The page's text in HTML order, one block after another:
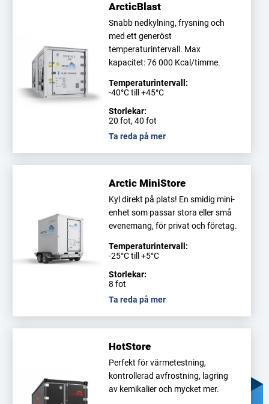
ArcticBlast
Snabb nedkylning, frysning och
med ett generöst
temperaturintervall. Max
kapacitet: 76 000 Kcal/timme.
Temperaturintervall:
-40°C till +45°C
Storlekar:
20 fot, 40 fot
Ta reda på mer
Arctic MiniStore
Kyl direkt på plats! En smidig mini-
enhet som passar stora eller små
evenemang, för privat och företag.
Temperaturintervall:
-25°C till +5°C
Storlekar:
8 fot
Ta reda på mer
HotStore
Perfekt för värmetestning,
kontrollerad avfrostning, lagring
av kemikalier och mycket mer.